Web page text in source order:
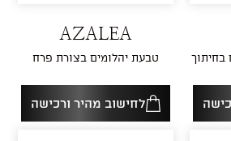
בחיתוך
AZALEA
טבעת יהלומים בצורת פרח
לחישוב מהיר ורכישה